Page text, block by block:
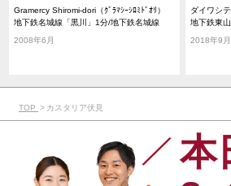
Gramercy Shiromi-dori（ｸﾞﾗﾏｼｰｼﾛﾐﾄﾞｵﾘ）
地下鉄名城線「黒川」1分/地下鉄名城線
通」4分
2008年6月
ダイワシ
ﾝ）
地下鉄東
通」19分
2018年9月
TOP カスタリア伏見
本